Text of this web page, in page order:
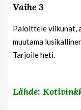
Vaihe 3
Paloittele viikunat,
muutama
Tarjoile heti.
Lähde: